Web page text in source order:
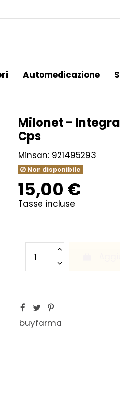
Automedicazione
Milonet -
Cps
Minsan: 921495293
Non disponibile
15,00 €
Tasse incluse
buyfarma